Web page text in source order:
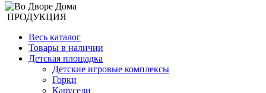
ПРОДУКЦИЯ
Весь каталог
Товары в наличии
Детская площадка
Детские игровые комплексы
Горки
Карусели